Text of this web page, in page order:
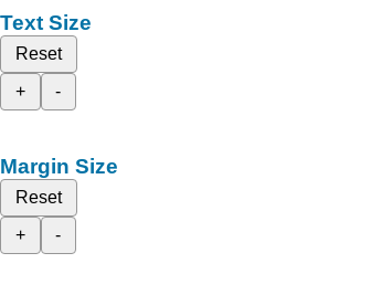
Text Size
Reset
+
-
Margin Size
Reset
+
-